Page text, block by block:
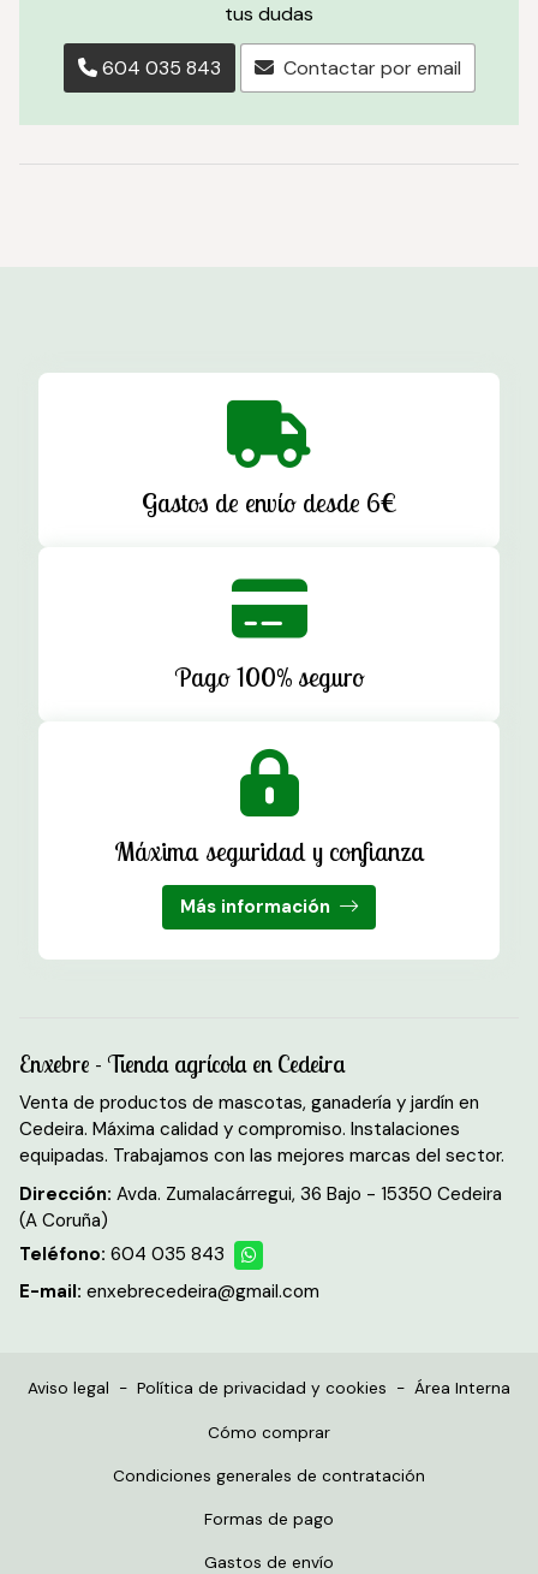
tus dudas
604 035 843 Contactar por email
Gastos de envío desde 6€
Pago 100% seguro
Máxima seguridad y confianza
Más información
Enxebre - Tienda agrícola en Cedeira
Venta de productos de mascotas, ganadería y jardín en
Cedeira. Máxima calidad y compromiso. Instalaciones
equipadas. Trabajamos con las mejores marcas del sector.
Dirección: Avda. Zumalacárregui, 36 Bajo - 15350 Cedeira
(A Coruña)
Teléfono: 604 035 843
E-mail: enxebrecedeira@gmail.com
Aviso legal - Política de privacidad y cookies - Área Interna
Cómo comprar
Condiciones generales de contratación
Formas de pago
Gastos de envío